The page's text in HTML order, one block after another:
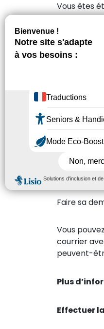
Vous êtes
d’un
d’un ou
d’une
d’un
Pour
constituer
être
faire
Faire sa
Vous
courrier
peuvent-
Plus
Effectuer